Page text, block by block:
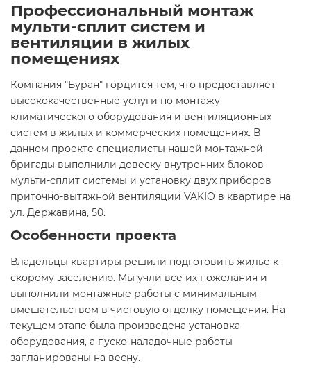
Профессиональный монтаж
мульти-сплит систем и
вентиляции в жилых
помещениях
Компания "Буран" гордится тем, что предоставляет
высококачественные услуги по монтажу
климатического оборудования и вентиляционных
систем в жилых и коммерческих помещениях. В
данном проекте специалисты нашей монтажной
бригады выполнили довеску внутренних блоков
мульти-сплит системы и установку двух приборов
приточно-вытяжной вентиляции VAKIO в квартире на
ул. Державина, 50.
Особенности проекта
Владельцы квартиры решили подготовить жилье к
скорому заселению. Мы учли все их пожелания и
выполнили монтажные работы с минимальным
вмешательством в чистовую отделку помещения. На
текущем этапе была произведена установка
оборудования, а пуско-наладочные работы
запланированы на весну.